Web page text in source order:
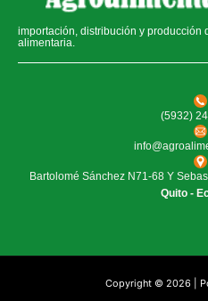
importación, distribución y producción
alimentaria.
(5932)
Bartolomé Sánchez N71-68 Y
Quito -
Copyright © 2026 |